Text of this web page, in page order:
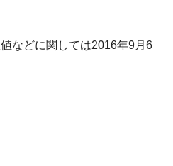
などに関しては2016年9月6